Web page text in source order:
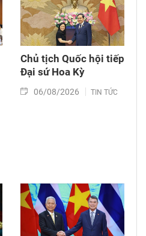
Chủ tịch Quốc hội tiếp
Đại sứ Hoa Kỳ
06/08/2026 TIN TỨC